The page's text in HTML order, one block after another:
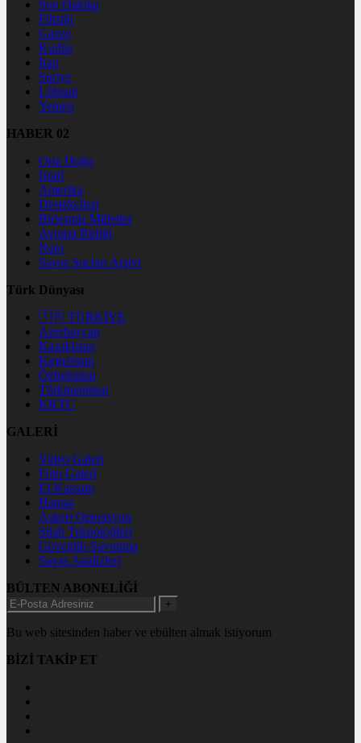
Son Dakika
Filistin
Gazze
Kudüs
İran
Suriye
Lübnan
Yemen
HABER 02
Orta Doğu
İsrail
Amerika
Destekçileri
Birleşmiş Milletler
Avrupa Birliği
Nato
Savaş Suçları Arşivi
Türk Dünyası
🇹🇷 TÜRKİYE
Azerbaycan
Kazakistan
Kırgızistan
Özbekistan
Türkmenistan
KKTC
GALERİ
Video Galeri
Foto Galeri
El-Kassam
Hamas
Askeri Operasyon
Silah Teknolojileri
Güvenlik-Savunma
Savaş Analizleri
BÜLTEN ABONELİĞİ
+
Bu web sitesinden haber ve ebülten almak istiyorum
BİZİ TAKİP ET